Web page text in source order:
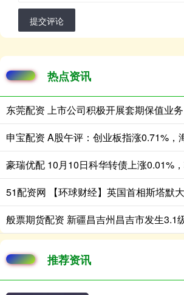
提交评论
热点资讯
东莞配资 上市公司积极开展套期保值业务
申宝配资 A股午评：创业板指涨0.71%，
51配资网 【环球财经】英国首相斯塔默
推荐资讯